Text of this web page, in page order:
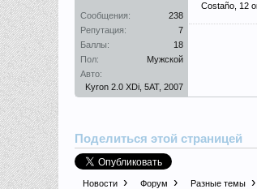
Сообщения:
238
Репутация:
7
Баллы:
18
Пол:
Мужской
Авто:
Kyron 2.0 XDi, 5AT, 2007
Costaño 12
Поделиться этой страницей
Новости Форум Разные темы